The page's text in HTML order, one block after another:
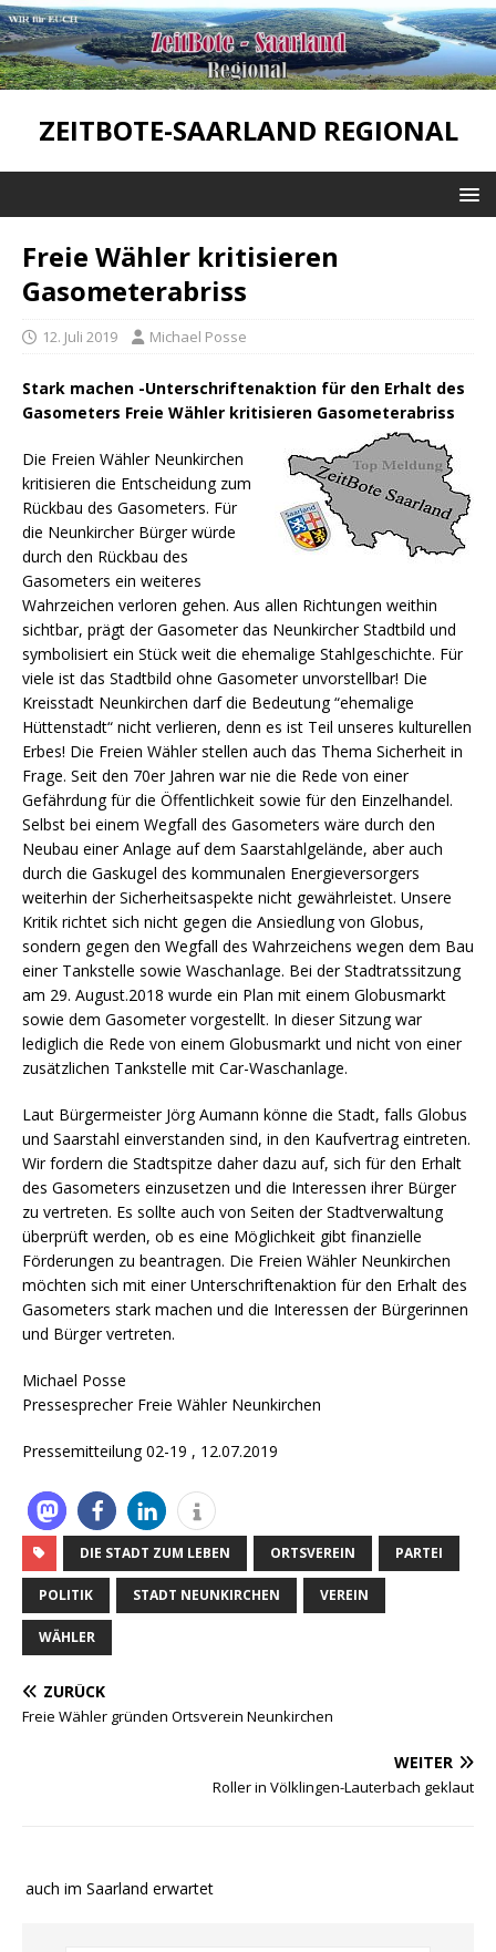
ZEITBOTE-SAARLAND REGIONAL
Freie Wähler kritisieren
Gasometerabriss
12. Juli 2019 Michael Posse
Stark machen -Unterschriftenaktion für den Erhalt des
Gasometers Freie Wähler kritisieren Gasometerabriss
Die Freien Wähler Neunkirchen
kritisieren die Entscheidung zum
Rückbau des Gasometers. Für
die Neunkircher Bürger würde
durch den Rückbau des
Gasometers ein weiteres
Wahrzeichen verloren gehen. Aus allen Richtungen weithin
sichtbar, prägt der Gasometer das Neunkircher Stadtbild und
symbolisiert ein Stück weit die ehemalige Stahlgeschichte. Für
viele ist das Stadtbild ohne Gasometer unvorstellbar! Die
Kreisstadt Neunkirchen darf die Bedeutung “ehemalige
Hüttenstadt“ nicht verlieren, denn es ist Teil unseres kulturellen
Erbes! Die Freien Wähler stellen auch das Thema Sicherheit in
Frage. Seit den 70er Jahren war nie die Rede von einer
Gefährdung für die Öffentlichkeit sowie für den Einzelhandel.
Selbst bei einem Wegfall des Gasometers wäre durch den
Neubau einer Anlage auf dem Saarstahlgelände, aber auch
durch die Gaskugel des kommunalen Energieversorgers
weiterhin der Sicherheitsaspekte nicht gewährleistet. Unsere
Kritik richtet sich nicht gegen die Ansiedlung von Globus,
sondern gegen den Wegfall des Wahrzeichens wegen dem Bau
einer Tankstelle sowie Waschanlage. Bei der Stadtratssitzung
am 29. August.2018 wurde ein Plan mit einem Globusmarkt
sowie dem Gasometer vorgestellt. In dieser Sitzung war
lediglich die Rede von einem Globusmarkt und nicht von einer
zusätzlichen Tankstelle mit Car-Waschanlage.
Laut Bürgermeister Jörg Aumann könne die Stadt, falls Globus
und Saarstahl einverstanden sind, in den Kaufvertrag eintreten.
Wir fordern die Stadtspitze daher dazu auf, sich für den Erhalt
des Gasometers einzusetzen und die Interessen ihrer Bürger
zu vertreten. Es sollte auch von Seiten der Stadtverwaltung
überprüft werden, ob es eine Möglichkeit gibt finanzielle
Förderungen zu beantragen. Die Freien Wähler Neunkirchen
möchten sich mit einer Unterschriftenaktion für den Erhalt des
Gasometers stark machen und die Interessen der Bürgerinnen
und Bürger vertreten.
Michael Posse
Pressesprecher Freie Wähler Neunkirchen
Pressemitteilung 02-19 , 12.07.2019
DIE STADT ZUM LEBEN ORTSVEREIN PARTEI
POLITIK STADT NEUNKIRCHEN VEREIN
WÄHLER
ZURÜCK
Freie Wähler gründen Ortsverein Neunkirchen
WEITER
Roller in Völklingen-Lauterbach geklaut
auch im Saarland erwartet